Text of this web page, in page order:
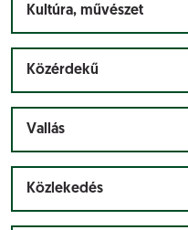
Kultúra, művészet
Közérdekű
Vallás
Közlekedés